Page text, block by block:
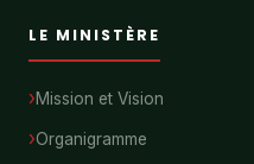
LE MINISTÈRE
Mission et Vision
Organigramme